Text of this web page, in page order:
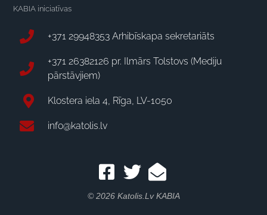
KABIA iniciatīvas
+371 29948353 Arhibīskapa sekretariāts
+371 26382126 pr. Ilmārs Tolstovs (Mediju
pārstāvjiem)
Klostera iela 4, Rīga, LV-1050
info@katolis.lv
© 2026 Katolis.lv KABIA